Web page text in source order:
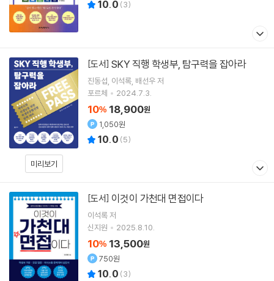
10.0 (3)
미리보기
[도서] SKY 직행 학생부, 탐구력을 잡아라
진동섭 이석록 배선우저
포르체
2024.7.3.
10% 18,900원
1,050원
10.0 (5)
[도서] 이것이 가천대 면접이다
이석록저
신지원
2025.8.10.
10% 13,500원
750원
10.0 (3)